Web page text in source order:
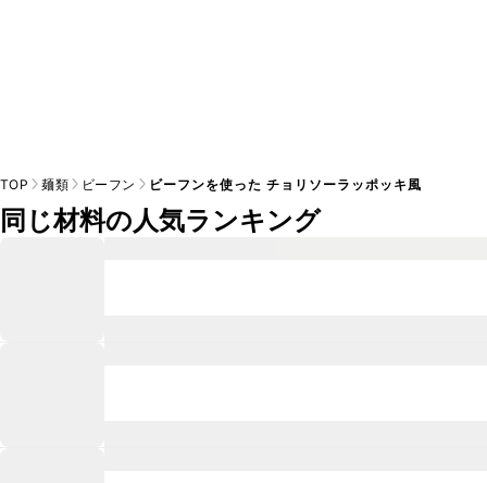
TOP 麺類 ビーフン ビーフンを使った チョリソーラッポッキ風
同じ材料の人気ランキング